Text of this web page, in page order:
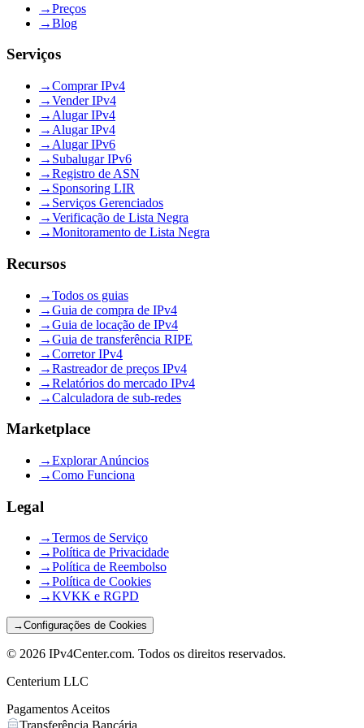
→Preços
→Blog
Serviços
→Comprar IPv4
→Vender IPv4
→ Alugar IPv4
→ Alugar IPv4
→ Alugar IPv6
→ Subalugar IPv6
→Registro de ASN
→ Sponsoring LIR
→ Serviços Gerenciados
→Verificação de Lista Negra
→Monitoramento de Lista Negra
Recursos
→Todos os guias
→Guia de compra de IPv4
→Guia de locação de IPv4
→Guia de transferência RIPE
→Corretor IPv4
→Rastreador de preços IPv4
→Relatórios do mercado IPv4
→Calculadora de sub-redes
Marketplace
→Explorar Anúncios
→Como Funciona
Legal
→Termos de Serviço
→Política de Privacidade
→Política de Reembolso
→Política de Cookies
→KVKK e RGPD
→Configurações de Cookies
© 2026 IPv4Center.com. Todos os direitos reservados.
Centerium LLC
Pagamentos Aceitos